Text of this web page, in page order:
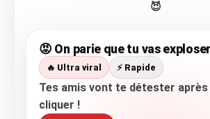
😈
😡 On parie que tu vas
🔥 Ultra viral ⚡ Rapide
Tes amis vont te détester
cliquer !